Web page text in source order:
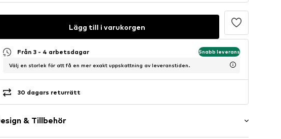
Lägg till i varukorgen
Från 3 - 4 arbetsdagar Snabb leverans
Välj en storlek för att få en mer exakt uppskattning av leveranstiden.
30 dagars returrätt
& Tillbehör